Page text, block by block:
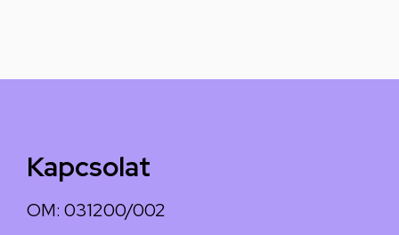
Kapcsolat
OM: 031200/002